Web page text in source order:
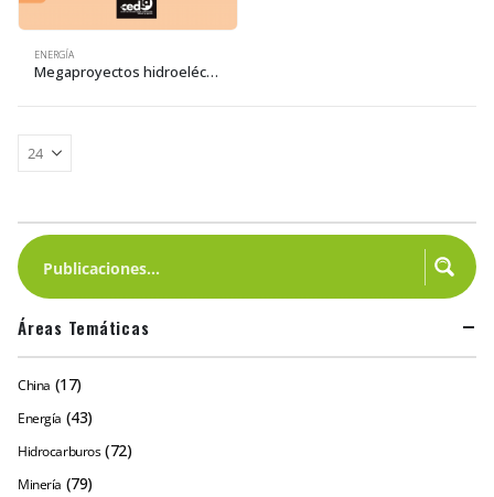
ENERGÍA
Megaproyectos hidroeléctricos y urbanización extensiva en la Amazonía
Áreas Temáticas
China (17)
Energía (43)
Hidrocarburos (72)
Minería (79)